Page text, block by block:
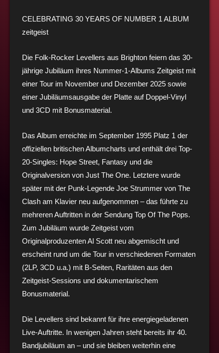
CELEBRATING 30 YEARS OF NUMBER 1 ALBUM
zeitgeist
Die Folk-Rocker Levellers aus Brighton feiern das 30-
jährige Jubiläum ihres Nummer-1-Albums Zeitgeist mit
einer Tour im November und Dezember 2025 sowie
einer Jubiläumsausgabe der Platte auf Doppel-Vinyl
und 3CD mit Bonusmaterial.
Das Album erreichte im September 1995 Platz 1 der
offiziellen britischen Albumcharts und enthält drei Top-
20-Singles: Hope Street, Fantasy und die
Originalversion von Just The One. Letztere wurde
später mit der Punk-Legende Joe Strummer von The
Clash am Klavier neu aufgenommen – das führte zu
mehreren Auftritten in der Sendung Top Of The Pops.
Zum Jubiläum wurde Zeitgeist vom
Originalproduzenten Al Scott neu abgemischt und
erscheint rund um die Tour in verschiedenen Formaten
(2LP, 3CD u.a.) mit B-Seiten, Raritäten aus den
Zeitgeist-Sessions und dokumentarischem
Bonusmaterial.
Die Levellers sind bekannt für ihre energiegeladenen
Live-Auftritte. In wenigen Jahren steht bereits ihr 40.
Bandjubiläum an – und sie bleiben weiterhin eine